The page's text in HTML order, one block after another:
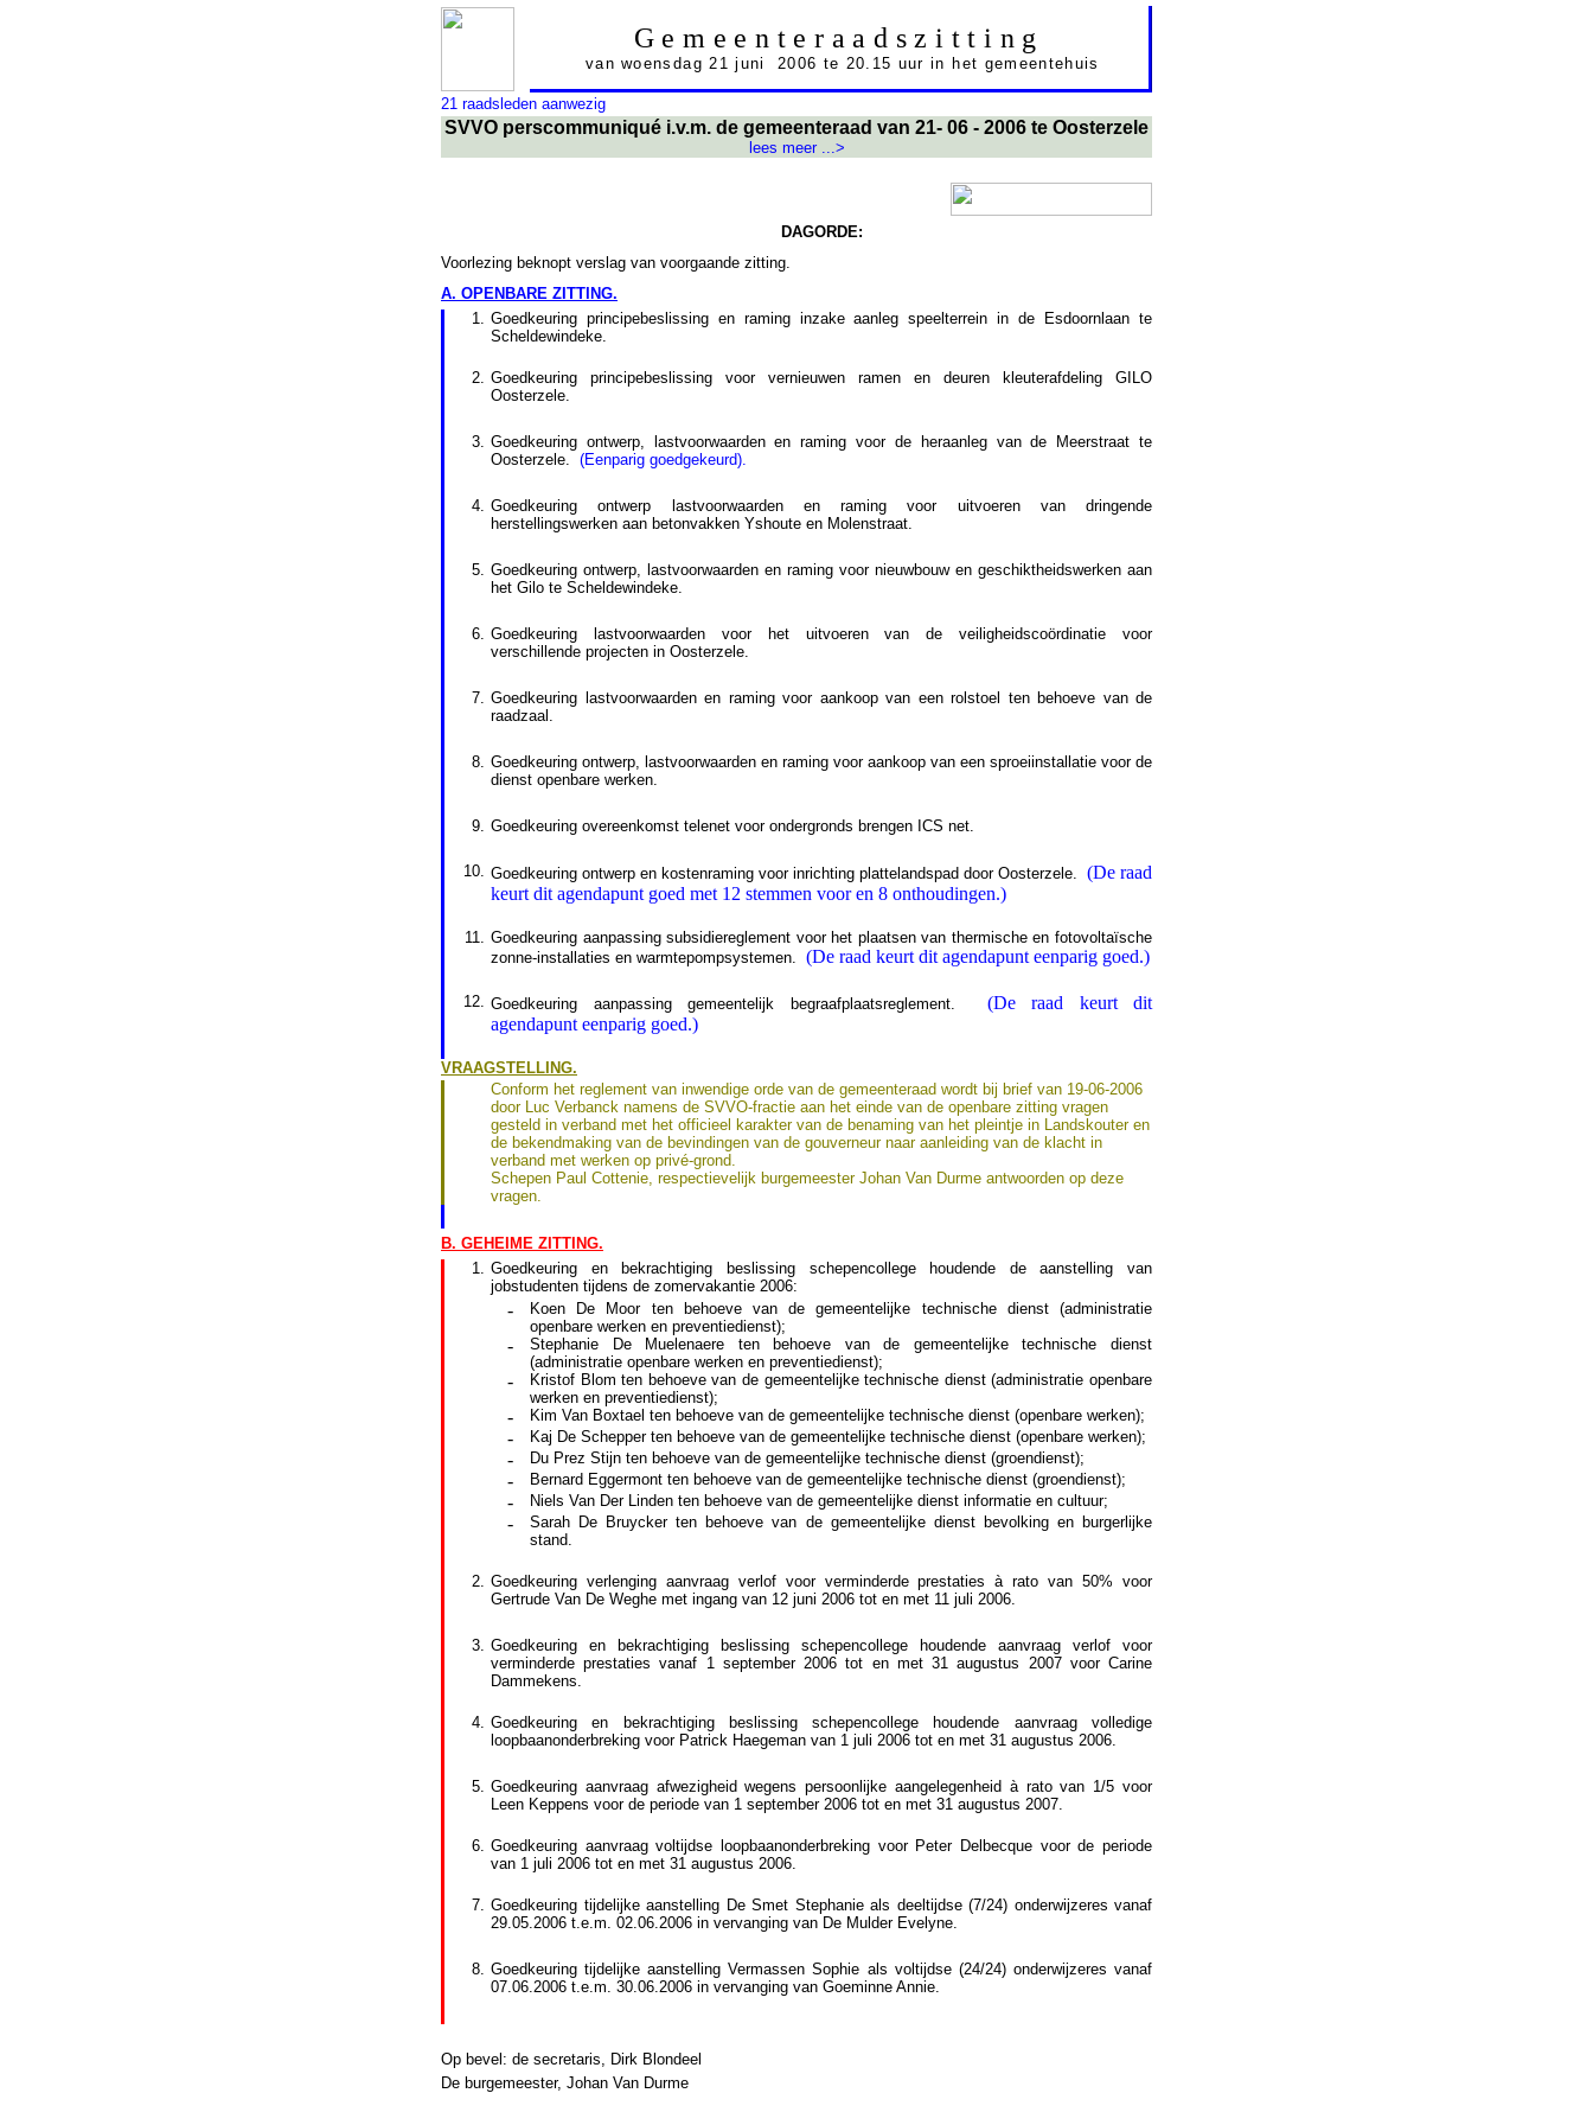
Gemeenteraadszitting
van woensdag 21 juni 2006 te 20.15 uur in het gemeentehuis
21 raadsleden aanwezig
SVVO perscommuniqué i.v.m. de gemeenteraad van 21- 06 - 2006 te Oosterzele
lees meer ...>
DAGORDE:
Voorlezing beknopt verslag van voorgaande zitting.
A. OPENBARE ZITTING.
1. Goedkeuring principebeslissing en raming inzake aanleg speelterrein in de Esdoornlaan te
Scheldewindeke.
2. Goedkeuring principebeslissing voor vernieuwen ramen en deuren kleuterafdeling GILO
Oosterzele.
3. Goedkeuring ontwerp, lastvoorwaarden en raming voor de heraanleg van de Meerstraat te
Oosterzele. (Eenparig goedgekeurd).
4. Goedkeuring ontwerp lastvoorwaarden en raming voor uitvoeren van dringende
herstellingswerken aan betonvakken Yshoute en Molenstraat.
5. Goedkeuring ontwerp, lastvoorwaarden en raming voor nieuwbouw en geschiktheidswerken aan
het Gilo te Scheldewindeke.
6. Goedkeuring lastvoorwaarden voor het uitvoeren van de veiligheidscoördinatie voor
verschillende projecten in Oosterzele.
7. Goedkeuring lastvoorwaarden en raming voor aankoop van een rolstoel ten behoeve van de
raadzaal.
8. Goedkeuring ontwerp, lastvoorwaarden en raming voor aankoop van een sproeiinstallatie voor de
dienst openbare werken.
9. Goedkeuring overeenkomst telenet voor ondergronds brengen ICS net.
10. Goedkeuring ontwerp en kostenraming voor inrichting plattelandspad door Oosterzele. (De raad
keurt dit agendapunt goed met 12 stemmen voor en 8 onthoudingen.)
11. Goedkeuring aanpassing subsidiereglement voor het plaatsen van thermische en fotovoltaïsche
zonne-installaties en warmtepompsystemen. (De raad keurt dit agendapunt eenparig goed.)
12. Goedkeuring aanpassing gemeentelijk begraafplaatsreglement. (De raad keurt dit
agendapunt eenparig goed.)
VRAAGSTELLING.
Conform het reglement van inwendige orde van de gemeenteraad wordt bij brief van 19-06-2006
door Luc Verbanck namens de SVVO-fractie aan het einde van de openbare zitting vragen
gesteld in verband met het officieel karakter van de benaming van het pleintje in Landskouter en
de bekendmaking van de bevindingen van de gouverneur naar aanleiding van de klacht in
verband met werken op privé-grond.
Schepen Paul Cottenie, respectievelijk burgemeester Johan Van Durme antwoorden op deze
vragen.
B. GEHEIME ZITTING.
1. Goedkeuring en bekrachtiging beslissing schepencollege houdende de aanstelling van
jobstudenten tijdens de zomervakantie 2006:
-
Koen De Moor ten behoeve van de gemeentelijke technische dienst (administratie
openbare werken en preventiedienst);
-
Stephanie De Muelenaere ten behoeve van de gemeentelijke technische dienst
(administratie openbare werken en preventiedienst);
-
Kristof Blom ten behoeve van de gemeentelijke technische dienst (administratie openbare
werken en preventiedienst);
- Kim Van Boxtael ten behoeve van de gemeentelijke technische dienst (openbare werken);
- Kaj De Schepper ten behoeve van de gemeentelijke technische dienst (openbare werken);
- Du Prez Stijn ten behoeve van de gemeentelijke technische dienst (groendienst);
- Bernard Eggermont ten behoeve van de gemeentelijke technische dienst (groendienst);
- Niels Van Der Linden ten behoeve van de gemeentelijke dienst informatie en cultuur;
-
Sarah De Bruycker ten behoeve van de gemeentelijke dienst bevolking en burgerlijke
stand.
2. Goedkeuring verlenging aanvraag verlof voor verminderde prestaties à rato van 50% voor
Gertrude Van De Weghe met ingang van 12 juni 2006 tot en met 11 juli 2006.
3. Goedkeuring en bekrachtiging beslissing schepencollege houdende aanvraag verlof voor
verminderde prestaties vanaf 1 september 2006 tot en met 31 augustus 2007 voor Carine
Dammekens.
4. Goedkeuring en bekrachtiging beslissing schepencollege houdende aanvraag volledige
loopbaanonderbreking voor Patrick Haegeman van 1 juli 2006 tot en met 31 augustus 2006.
5. Goedkeuring aanvraag afwezigheid wegens persoonlijke aangelegenheid à rato van 1/5 voor
Leen Keppens voor de periode van 1 september 2006 tot en met 31 augustus 2007.
6. Goedkeuring aanvraag voltijdse loopbaanonderbreking voor Peter Delbecque voor de periode
van 1 juli 2006 tot en met 31 augustus 2006.
7. Goedkeuring tijdelijke aanstelling De Smet Stephanie als deeltijdse (7/24) onderwijzeres vanaf
29.05.2006 t.e.m. 02.06.2006 in vervanging van De Mulder Evelyne.
8. Goedkeuring tijdelijke aanstelling Vermassen Sophie als voltijdse (24/24) onderwijzeres vanaf
07.06.2006 t.e.m. 30.06.2006 in vervanging van Goeminne Annie.
Op bevel: de secretaris, Dirk Blondeel
De burgemeester, Johan Van Durme